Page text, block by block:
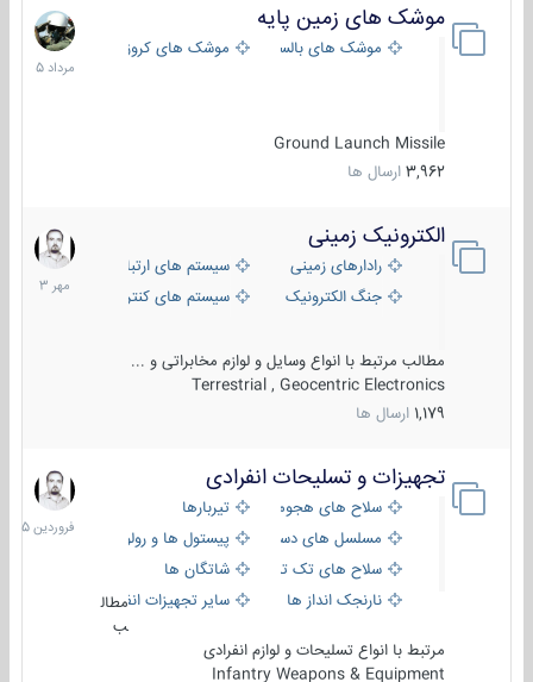
موشک های زمین پایه
موشک های بالستیک موشک های کروز
Ground Launch Missile
3,962 ارسال ها
2
مرداد
1405
الکترونیک زمینی
رادارهای زمینی
سیستم های ارتباطی و جمع آوری
جنگ الکترونیک
سیستم های کنترل آتش و تجهیزات
مطالب مرتبط با انواع وسایل و لوازم مخابراتی و ...
Terrestrial , Geocentric Electronics
1,179 ارسال ها
1
مهر
1403
تجهیزات و تسلیحات انفرادی
سلاح های هجومی
تیربارها
مسلسل های دستی
پیستول ها و رولورها
سلاح های تک تیر اندازیشاتگان ها
نارنجک انداز ها
سایر تجهیزات انفرادی
مطال
ب
مرتبط با انواع تسلیحات و لوازم انفرادی
Infantry Weapons & Equipment
17
فروردین
1405